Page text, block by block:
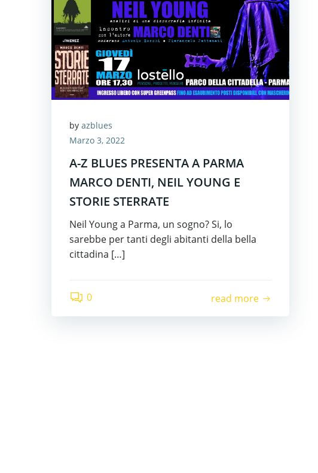
by azblues
Marzo 3, 2022
A-Z BLUES PRESENTA A PARMA
MARCO DENTI, NEIL YOUNG E
STORIE STERRATE
Neil Young a Parma, un sogno? Si, lo
sarebbe per tanti degli abitanti della bella
cittadina […]
0 read more